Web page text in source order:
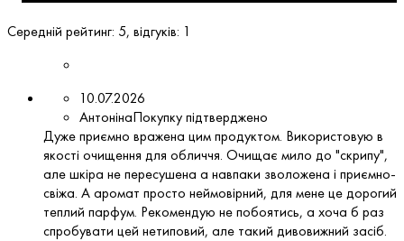
Середній рейтинг: 5, відгуків: 1
10.07.2026
АнтонінаПокупку підтверджено
Дуже приємно вражена цим продуктом. Використовую в
якості очищення для обличчя. Очищає мило до "скрипу",
але шкіра не пересушена а навпаки зволожена і приємно-
свіжа. А аромат просто неймовірний, для мене це дорогий
теплий парфум. Рекомендую не побоятись, а хоча б раз
спробувати цей нетиповий, але такий дивовижний засіб.